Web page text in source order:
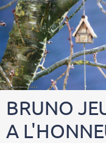
BRUNO
A